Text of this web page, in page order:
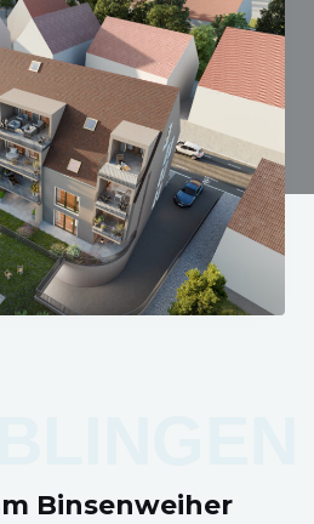
Binsenweiher